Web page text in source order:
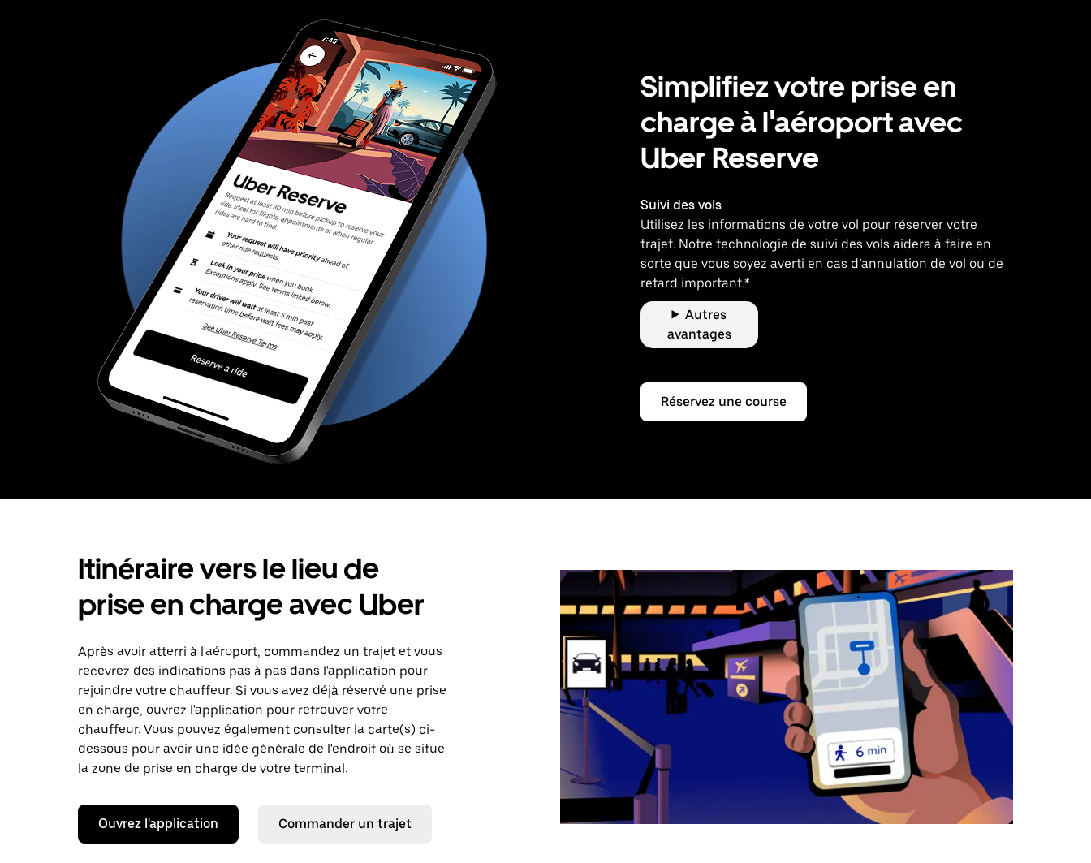
Simplifiez votre prise en
charge à l'aéroport avec
Uber Reserve
Suivi des vols
Utilisez les informations de votre vol pour réserver votre
trajet. Notre technologie de suivi des vols aidera à faire en
sorte que vous soyez averti en cas d’annulation de vol ou de
retard important.*
Autres
avantages
Réservez une course
Itinéraire vers le lieu de
prise en charge avec Uber
Après avoir atterri à l'aéroport, commandez un trajet et vous
recevrez des indications pas à pas dans l'application pour
rejoindre votre chauffeur. Si vous avez déjà réservé une prise
en charge, ouvrez l'application pour retrouver votre
chauffeur. Vous pouvez également consulter la carte(s) ci-
dessous pour avoir une idée générale de l'endroit où se situe
la zone de prise en charge de votre terminal.
Ouvrez l'application Commander un trajet